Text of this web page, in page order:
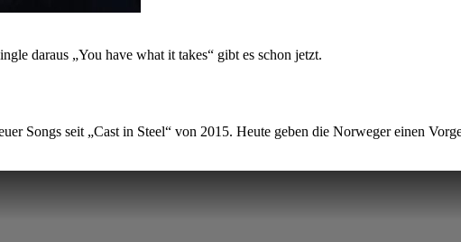
daraus „You have what it takes“ gibt es schon jetzt.
Songs seit „Cast in Steel“ von 2015. Heute geben die Norweger einen